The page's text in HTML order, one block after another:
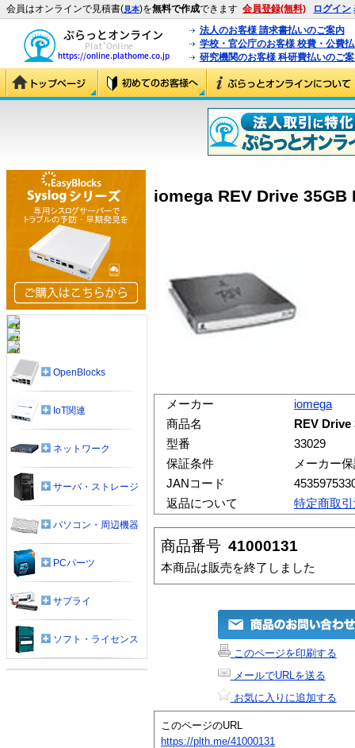
会員はオンラインで見積書(見本)を無料で作成できます 会員登録(無料) ログイン
法人のお客様 請求書払いのご案内
学校・官公庁のお客様 校費・公費
研究機関のお客様 科研費払いのご
iomega REV Drive 35GB
メーカー
iomega
商品名
REV Drive
型番
33029
保証条件
メーカー
JANコード
返品について
特定商取
商品番号 41000131
本商品は販売を終了しました
このページを印刷する
メールでURLを送る
お気に入りに追加する
このページのURL
https://plth.me/41000131
OpenBlocks
IoT関連
ネットワーク
サーバ・ストレージ
パソコン・周辺機器
PCパーツ
サプライ
ソフト・ライセンス